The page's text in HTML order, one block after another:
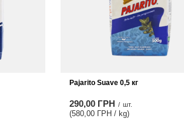
Pajarito Suave 0,5 кг
290,00 ГРН / шт.
(580,00 ГРН / kg)